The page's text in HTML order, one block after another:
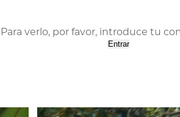
verlo, por favor, introduce tu